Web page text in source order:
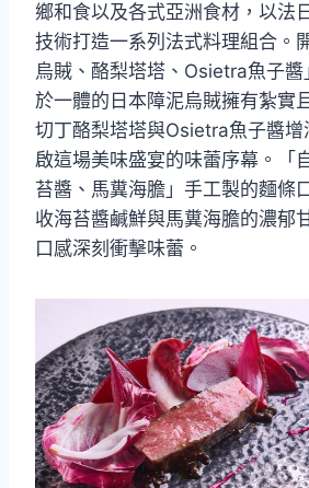
鄉和食以及各式亞洲食材，以法
技術打造一系列法式料理組合。
烏賊、酪梨塔塔、Osietra魚子醬
於一體的日本障泥烏賊擁有紮實
切丁酪梨塔塔與Osietra魚子醬增
啟這場美味盛宴的味蕾序幕。「
苔醬、馬糞海膽」手工製的麵條
收海苔醬鹹鮮與馬糞海膽的濃郁
口感深刻衝擊味蕾。